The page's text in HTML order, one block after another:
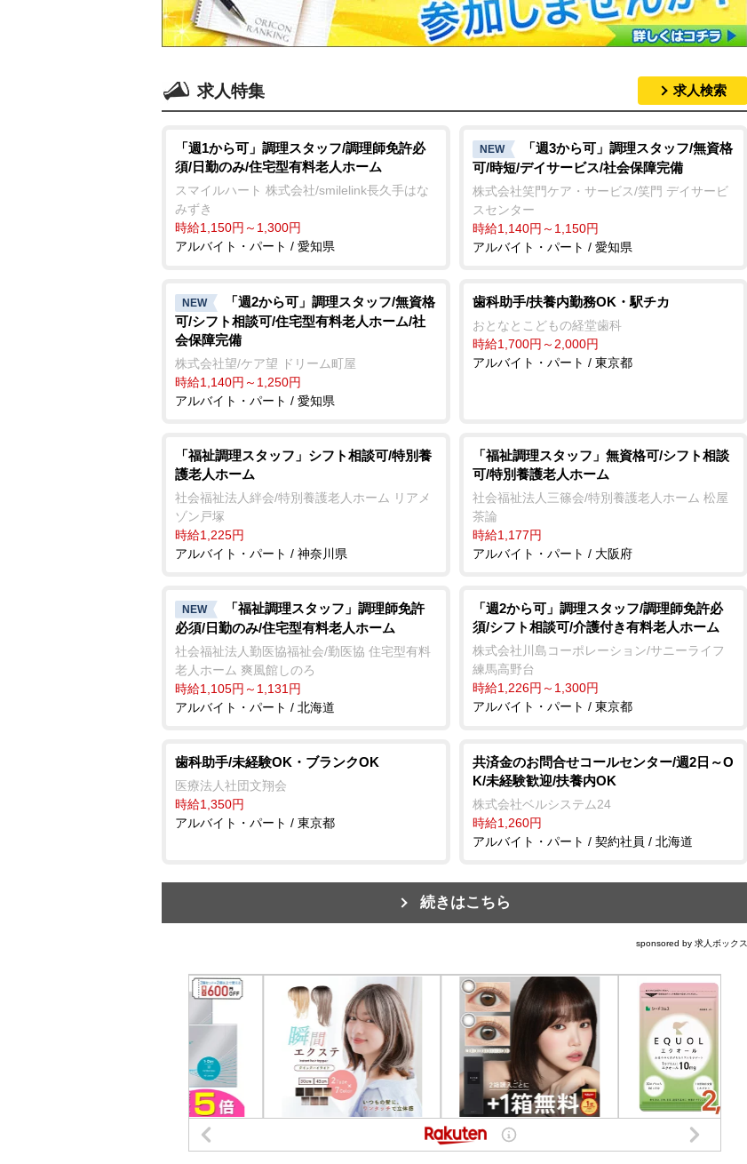
求人特集 求人検索
「週1から可」調理スタッフ/調理師免許必
須/日勤のみ/住宅型有料老人ホーム
スマイルハート 株式会社/smilelink長久手はな
みずき
時給1,150円～1,300円
アルバイト・パート / 愛知県
NEW
「週3から可」調理スタッフ/無資格
可/時短/デイサービス/社会保障完備
株式会社笑門ケア・サービス/笑門 デイサービ
スセンター
時給1,140円～1,150円
アルバイト・パート / 愛知県
NEW
「週2から可」調理スタッフ/無資格
可/シフト相談可/住宅型有料老人ホーム/社
会保障完備
株式会社望/ケア望 ドリーム町屋
時給1,140円～1,250円
アルバイト・パート / 愛知県
歯科助手/扶養内勤務OK・駅チカ
おとなとこどもの経堂歯科
時給1,700円～2,000円
アルバイト・パート / 東京都
「福祉調理スタッフ」シフト相談可/特別養
護老人ホーム
社会福祉法人絆会/特別養護老人ホーム リアメ
ゾン戸塚
時給1,225円
アルバイト・パート / 神奈川県
「福祉調理スタッフ」無資格可/シフト相談
可/特別養護老人ホーム
社会福祉法人三篠会/特別養護老人ホーム 松屋
茶論
時給1,177円
アルバイト・パート / 大阪府
NEW
「福祉調理スタッフ」調理師免許
必須/日勤のみ/住宅型有料老人ホーム
社会福祉法人勤医協福祉会/勤医協 住宅型有料
老人ホーム 爽風館しのろ
時給1,105円～1,131円
アルバイト・パート / 北海道
「週2から可」調理スタッフ/調理師免許必
須/シフト相談可/介護付き有料老人ホーム
株式会社川島コーポレーション/サニーライフ
練馬高野台
時給1,226円～1,300円
アルバイト・パート / 東京都
歯科助手/未経験OK・ブランクOK
医療法人社団文翔会
時給1,350円
アルバイト・パート / 東京都
共済金のお問合せコールセンター/週2日～O
K/未経験歓迎/扶養内OK
株式会社ベルシステム24
時給1,260円
アルバイト・パート / 契約社員 / 北海道
続きはこちら
sponsored by 求人ボックス